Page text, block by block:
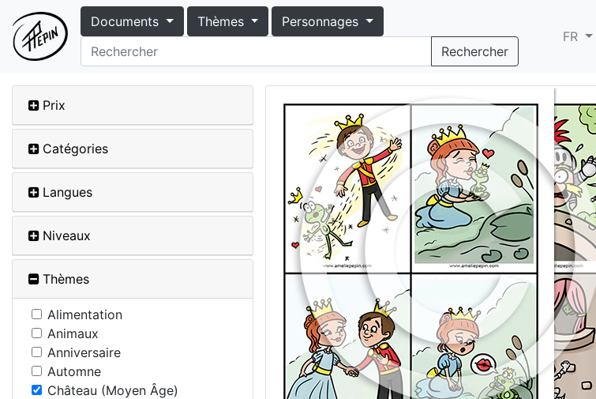
Documents Thèmes
Personnages
Rechercher
FR
Prix
Catégories
Langues
Niveaux
Thèmes
Alimentation
Animaux
Anniversaire
Automne
Château (Moyen Âge)